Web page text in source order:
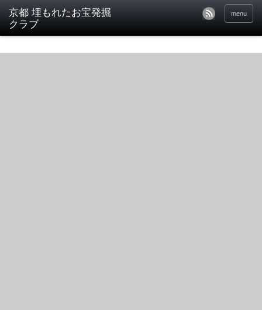
京都 埋もれたお宝発掘
クラブ
menu